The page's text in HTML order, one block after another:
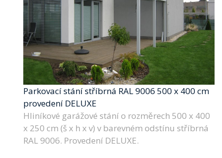
Parkovací stání stříbrná RAL 9006 500 x 400 cm
provedení DELUXE
Hliníkové garážové stání o rozměrech 500 x 400
x 250 cm (š x h x v) v barevném odstínu stříbrná
RAL 9006. Provedení DELUXE.